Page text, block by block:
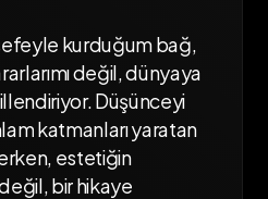
kurduğumbağ,
değil,dünyaya
Düşünceyi
katmanlarıyaratan
estetiğin
birhikaye